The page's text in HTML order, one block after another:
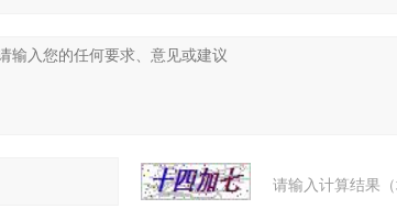
请输入计算结果